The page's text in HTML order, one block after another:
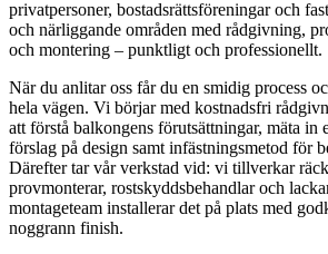
privatpersoner, bostadsrättsföreningar och
och närliggande områden med rådgivning,
och montering – punktligt och professionellt.
När du anlitar oss får du en smidig process
hela vägen. Vi börjar med kostnadsfri
att förstå balkongens förutsättningar, mäta in
förslag på design samt infästningsmetod för
Därefter tar vår verkstad vid: vi tillverkar
provmonterar, rostskyddsbehandlar och
montageteam installerar det på plats med
noggrann finish.